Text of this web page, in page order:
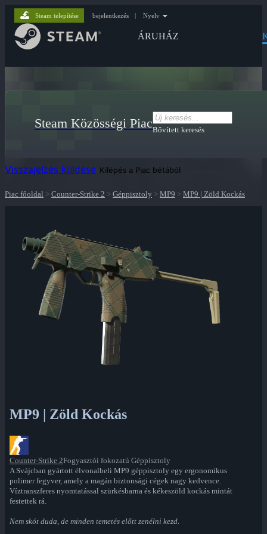
ÁRUHÁZ
Steam telepítése bejelentkezés | Nyelv
Steam Közösségi PiacBővített keresés
Visszajelzés küldése Kilépés a Piac bétából
Piac főoldal > Counter-Strike 2 > Géppisztoly > MP9 > MP9 | Zöld Kockás
MP9 | Zöld Kockás
Counter-Strike 2Fogyasztói fokozatú Géppisztoly
A Svájcban gyártott élvonalbeli MP9 géppisztoly egy ergonomikus
polimer fegyver, amely a magán biztonsági cégek nagy kedvence.
Víztranszferes nyomtatással szürkésbarna és kékeszöld kockás mintát
festettek rá.
Nem skót duda, de minden temetés előtt zenélni kezd.